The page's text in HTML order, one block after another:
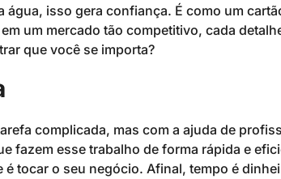
isso gera confiança. É como um
um mercado tão competitivo, cada
que você se importa?
complicada, mas com a ajuda de
fazem esse trabalho de forma rápida e
tocar o seu negócio. Afinal, tempo é